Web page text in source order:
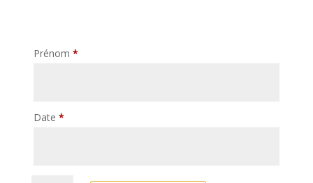
Prénom *
Date *